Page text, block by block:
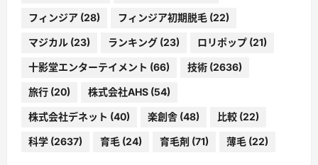
フィンジア (28) フィンジア初期脱毛 (22)
マジカル (23) ランキング (23) ロリポップ (21)
十影堂エンターテイメント (66) 技術 (2636)
旅行 (20) 株式会社AHS (54)
株式会社デネット (40) 楽創舎 (48) 比較 (22)
科学 (2637) 育毛 (24) 育毛剤 (71) 薄毛 (22)